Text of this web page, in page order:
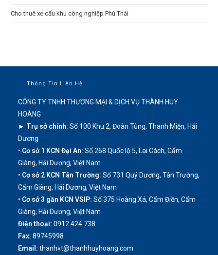
Cho thuê xe cẩu khu công nghiệp Phú Thái
Thông Tin Liên Hệ
CÔNG TY TNHH THƯƠNG MẠI & DỊCH VỤ THÀNH HUY
HOÀNG
► Trụ sở chính: Số 100 Khu 2, Đoàn Tùng, Thanh Miện, Hải
Dương
• Cơ sở 1 KCN Đại An: Số 268 Quốc lộ 5, Lai Cách, Cẩm
Giàng, Hải Dương, Việt Nam
• Cơ sở 2 KCN Tân Trường: Số 731 Quý Dương, Tân Trường,
Cẩm Giàng, Hải Dương, Việt Nam
• Cơ sở 3 gần KCN VSIP: Số 375 Hoàng Xá, Cẩm Điền, Cẩm
Giàng, Hải Dương, Việt Nam
Điện thoại: 0912.424.738
Fax: 89745998
Email: thanhvt@thanhhuyhoang.com